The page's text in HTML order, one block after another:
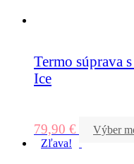
Termo súprava
Ice
79,90 €
Výber
Zľava!